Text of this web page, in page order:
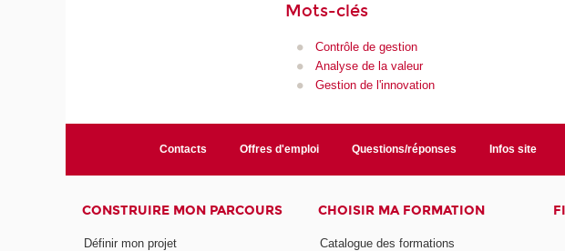
Mots-clés
Contrôle de gestion
Analyse de la valeur
Gestion de l'innovation
Contacts Offres d'emploi Questions/réponses Infos site
CONSTRUIRE MON PARCOURS
Définir mon projet
CHOISIR MA FORMATION
Catalogue des formations